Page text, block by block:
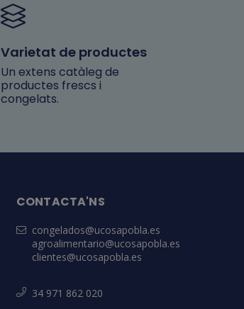
Varietat de productes
Un extens catàleg de
productes frescs i
congelats.
CONTACTA'NS
congelados@ucosapobla.es
agroalimentario@ucosapobla.es
clientes@ucosapobla.es
34 971 862 020